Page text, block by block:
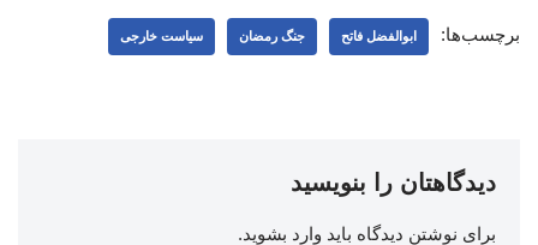
برچسب‌ها: ابوالفضل فاتح جنگ رمضان سیاست خارجی
دیدگاهتان را بنویسید
برای نوشتن دیدگاه باید وارد بشوید.